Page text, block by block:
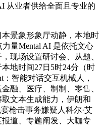
从业者供给全面且专业的
景象形象厅动静，本地时
量Mental AI 是依托文心
现场设置研讨会、从题、
地时间27日5时24分（时
：智能对话交互机械人，
融、医疗、制制、零售、
文本生成能力，伊朗和
枪击事务嫌疑人科尔·艾
道、专题阐发、大咖专